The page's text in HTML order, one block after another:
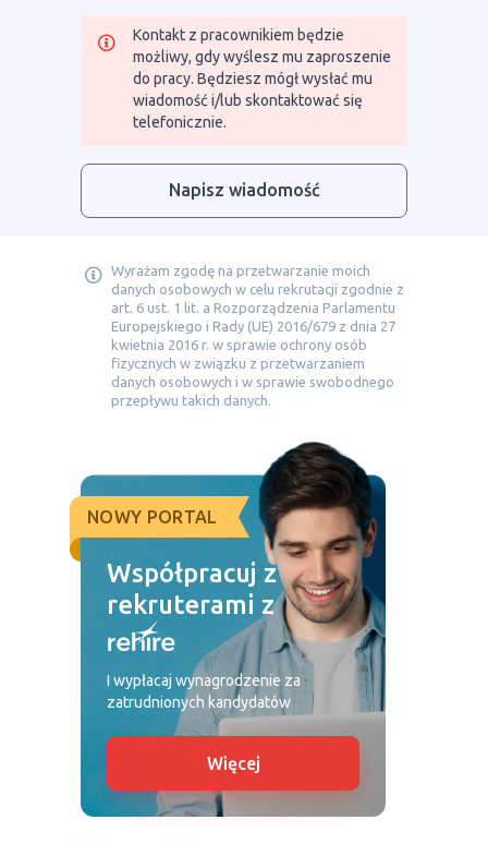
Kontakt z pracownikiem będzie
możliwy, gdy wyślesz mu zaproszenie
do pracy. Będziesz mógł wysłać mu
wiadomość i/lub skontaktować się
telefonicznie.
Napisz wiadomość
Wyrażam zgodę na przetwarzanie moich
danych osobowych w celu rekrutacji zgodnie z
art. 6 ust. 1 lit. a Rozporządzenia Parlamentu
Europejskiego i Rady (UE) 2016/679 z dnia 27
kwietnia 2016 r. w sprawie ochrony osób
fizycznych w związku z przetwarzaniem
danych osobowych i w sprawie swobodnego
przepływu takich danych.
NOWY PORTAL
Współpracuj z
rekruterami z
I wypłacaj wynagrodzenie za
zatrudnionych kandydatów
Więcej